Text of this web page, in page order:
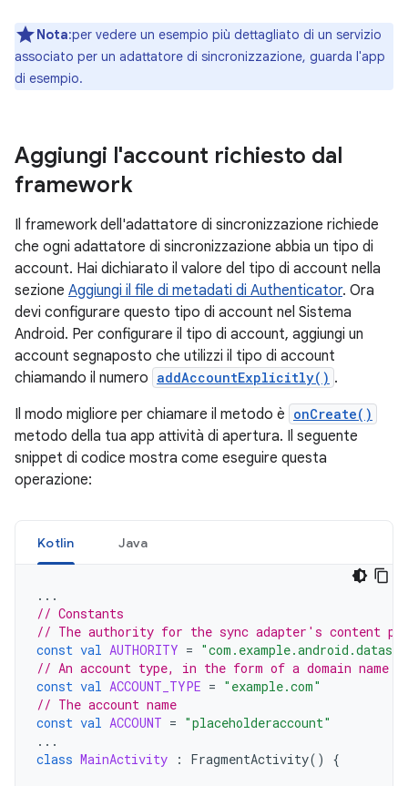
Nota:per vedere un esempio più dettagliato di un servizio
associato per un adattatore di sincronizzazione, guarda l'app
di esempio.
Aggiungi l'account richiesto dal
framework
Il framework dell'adattatore di sincronizzazione richiede
che ogni adattatore di sincronizzazione abbia un tipo di
account. Hai dichiarato il valore del tipo di account nella
sezione Aggiungi il file di metadati di Authenticator. Ora
devi configurare questo tipo di account nel Sistema
Android. Per configurare il tipo di account, aggiungi un
account segnaposto che utilizzi il tipo di account
chiamando il numero addAccountExplicitly() .
Il modo migliore per chiamare il metodo è onCreate()
metodo della tua app attività di apertura. Il seguente
snippet di codice mostra come eseguire questa
operazione:
Kotlin Java
...
// Constants
// The authority for the sync adapter's content
const val AUTHORITY =
// An account type, in the form of a domain name
const val ACCOUNT_TYPE = "example.com"
// The account name
const val ACCOUNT = "placeholderaccount"
...
class MainActivity : FragmentActivity() {